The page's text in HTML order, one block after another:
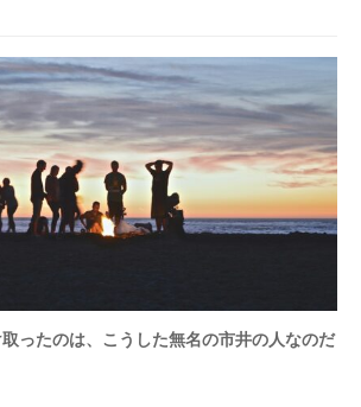
ったのは、こうした無名の市井の人なのだ